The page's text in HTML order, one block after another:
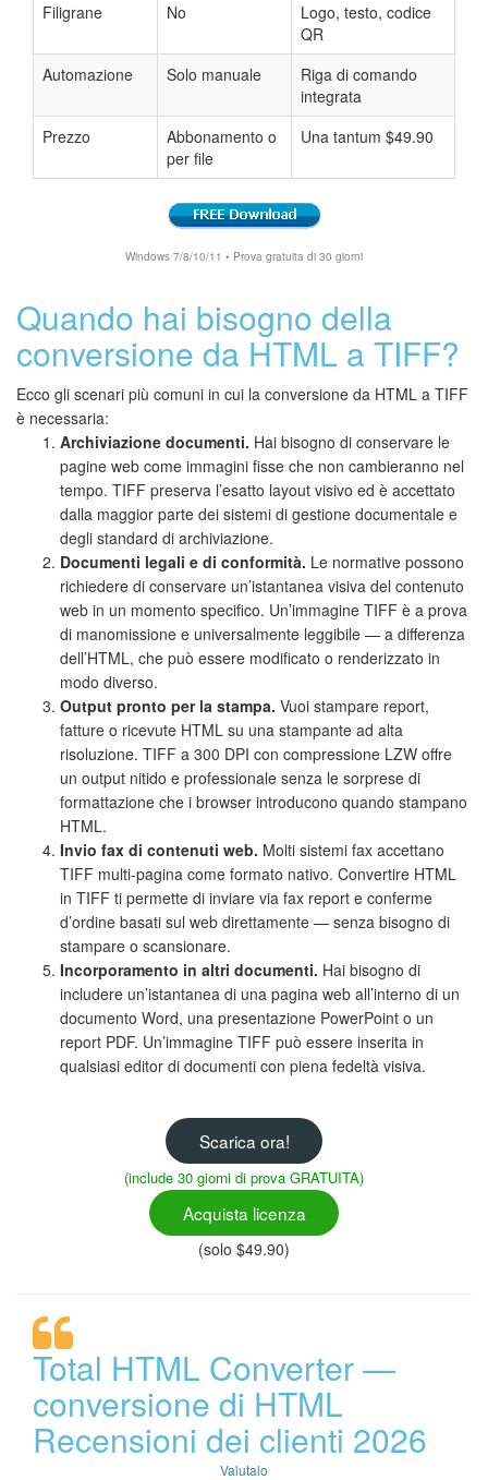
Filigrane
No
Logo, testo, codice
QR
Automazione
Solo manuale
Riga di comando
integrata
Prezzo
Abbonamento o
per file
Una tantum $49.90
Windows 7/8/10/11 • Prova gratuita di 30 giorni
Quando hai bisogno della
conversione da HTML a TIFF?
Ecco gli scenari più comuni in cui la conversione da HTML a TIFF
è necessaria:
Archiviazione documenti. Hai bisogno di conservare le
pagine web come immagini fisse che non cambieranno nel
tempo. TIFF preserva l’esatto layout visivo ed è accettato
dalla maggior parte dei sistemi di gestione documentale e
degli standard di archiviazione.
Documenti legali e di conformità. Le normative possono
richiedere di conservare un’istantanea visiva del contenuto
web in un momento specifico. Un’immagine TIFF è a prova
di manomissione e universalmente leggibile — a differenza
dell’HTML, che può essere modificato o renderizzato in
modo diverso.
Output pronto per la stampa. Vuoi stampare report,
fatture o ricevute HTML su una stampante ad alta
risoluzione. TIFF a 300 DPI con compressione LZW offre
un output nitido e professionale senza le sorprese di
formattazione che i browser introducono quando stampano
HTML.
Invio fax di contenuti web. Molti sistemi fax accettano
TIFF multi-pagina come formato nativo. Convertire HTML
in TIFF ti permette di inviare via fax report e conferme
d’ordine basati sul web direttamente — senza bisogno di
stampare o scansionare.
Incorporamento in altri documenti. Hai bisogno di
includere un’istantanea di una pagina web all’interno di un
documento Word, una presentazione PowerPoint o un
report PDF. Un’immagine TIFF può essere inserita in
qualsiasi editor di documenti con piena fedeltà visiva.
Scarica ora!
(include 30 giorni di prova GRATUITA)
Acquista licenza
(solo $49.90)
Total HTML Converter —
conversione di HTML
Recensioni dei clienti 2026
Valutalo